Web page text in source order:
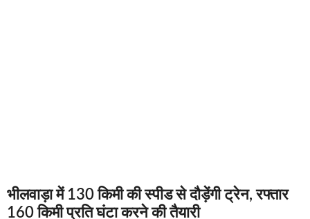
भीलवाड़ा में 130 किमी की स्पीड से दौड़ेंगी ट्रेन, रफ्तार
160 किमी प्रति घंटा करने की तैयारी